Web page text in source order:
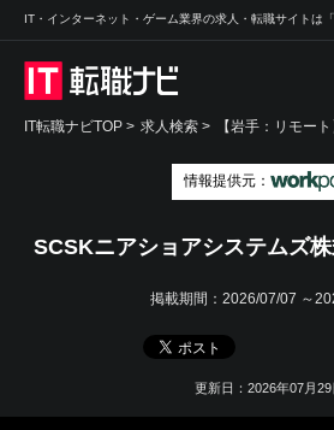
IT・インターネット・ゲーム業界の求人・転職サイトは「
IT転職ナビTOP > 求人検索 > 【岩手：リモー
情報提供元：
SCSKニアショアシステムズ
掲載期間： 2026/07/07 ～
更新日：2026年07月29